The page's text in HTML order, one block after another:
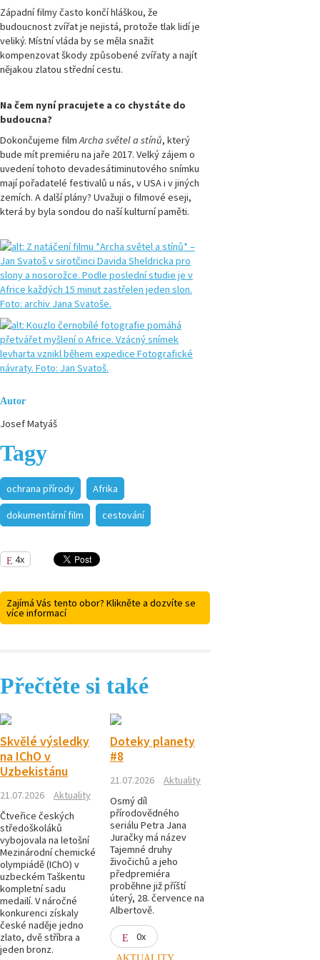
Západní filmy často končí hláškou, že
budoucnost zvířat je nejistá, protože tlak lidí je
veliký. Místní vláda by se měla snažit
kompenzovat škody způsobené zvířaty a najít
nějakou zlatou střední cestu.
Na čem nyní pracujete a co chystáte do
budoucna?
Dokončujeme filmArcha světel a stínů, který
bude mít premiéru na jaře 2017. Velký zájem o
uvedení tohoto devadesátiminutového snímku
mají pořadatelé festivalů u nás, v USA i v jiných
zemích. A další plány? Uvažuji o filmové eseji,
která by byla sondou do naší kulturní paměti.
Autor
Josef Matyáš
Tagy
ochrana přírody Afrika
dokumentární film cestování
4x
Zajímá Vás tento obor? Klikněte a dozvíte se
více informací
Přečtěte si také
Skvělé výsledky
na IChO v
Uzbekistánu
21.07.2026
Aktuality
Čtveřice českých
středoškoláků
vybojovala na letošní
Mezinárodní chemické
olympiádě (IChO) v
uzbeckém Taškentu
kompletní sadu
medailí. V náročné
konkurenci získaly
české naděje jedno
zlato, dvě stříbra a
jeden bronz.
Doteky planety
#8
21.07.2026
Aktuality
Osmý díl
přírodovědného
seriálu Petra Jana
Juračky má název
Tajemné druhy
živočichů a jeho
předpremiéra
proběhne již příští
úterý, 28. července na
Albertově.
0x
AKTUALITY